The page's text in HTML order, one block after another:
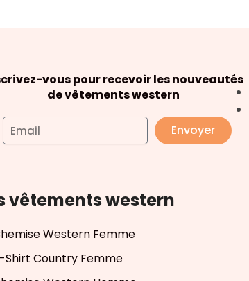
vous pour recevoir les nouveautés
de vêtements western
Envoyer
vêtements western
Western Femme
Shirt Country Femme